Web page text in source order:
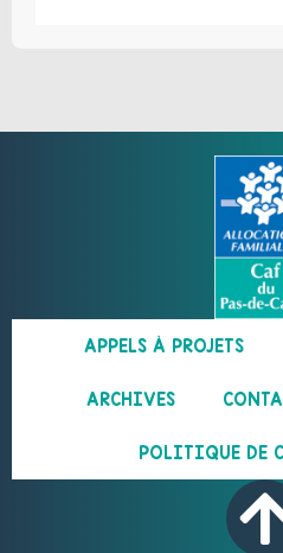
APPELS À PROJETS
ARCHIVES
POLITIQUE DE